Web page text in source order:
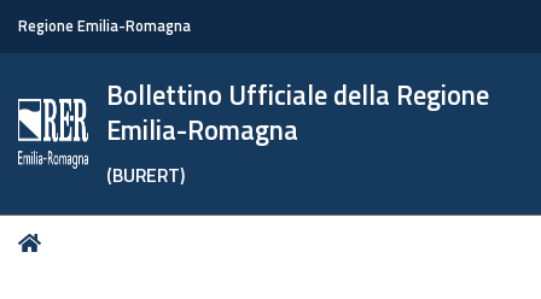
Regione Emilia-Romagna
Bollettino Ufficiale della Regione
Emilia-Romagna
(BURERT)
Tu